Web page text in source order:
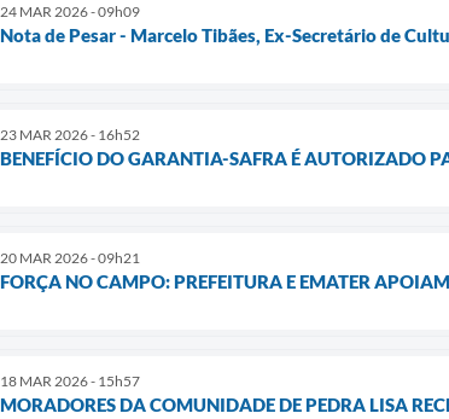
24 MAR 2026 - 09h09
Nota de Pesar - Marcelo Tibães, Ex-Secretário de
23 MAR 2026 - 16h52
BENEFÍCIO DO GARANTIA-SAFRA É AUTORIZADO
20 MAR 2026 - 09h21
FORÇA NO CAMPO: PREFEITURA E EMATER
18 MAR 2026 - 15h57
MORADORES DA COMUNIDADE DE PEDRA LISA